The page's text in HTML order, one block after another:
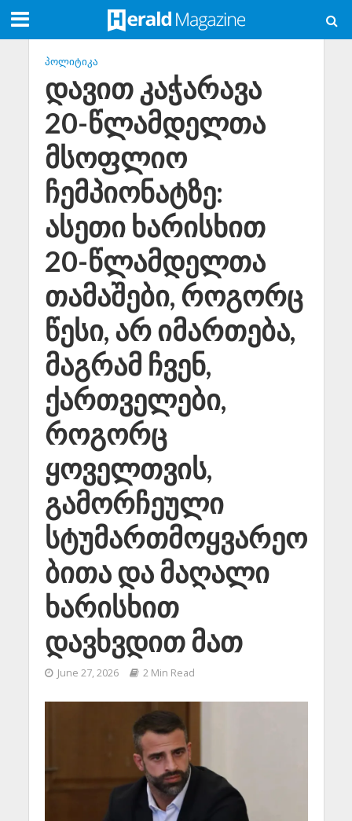
ᲞᲝᲚᲘᲢᲘᲙᲐ
დავით კაჭარავა
20-წლამდელთა
მსოფლიო
ჩემპიონატზე:
ასეთი ხარისხით
20-წლამდელთა
თამაშები, როგორც
წესი, არ იმართება,
მაგრამ ჩვენ,
ქართველები,
როგორც
ყოველთვის,
გამორჩეული
სტუმართმოყვარეო
ბითა და მაღალი
ხარისხით
დავხვდით მათ
June 27, 2026 2 Min Read